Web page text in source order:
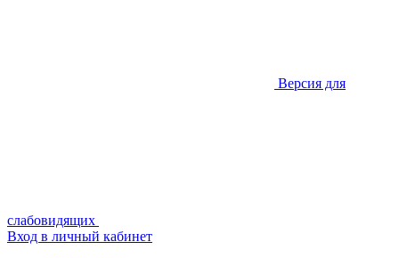
Версия для
слабовидящих
Вход в личный кабинет